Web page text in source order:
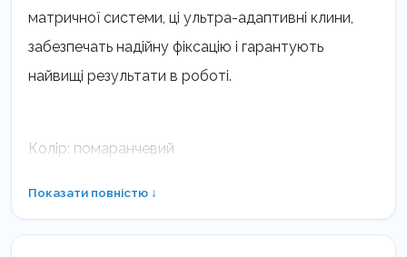
матричної системи, ці ультра-адаптивні клини,
забезпечать надійну фіксацію і гарантують
найвищі результати в роботі.
Колір: помаранчевий
Кількість: 100 шт.
Показати повністю ↓